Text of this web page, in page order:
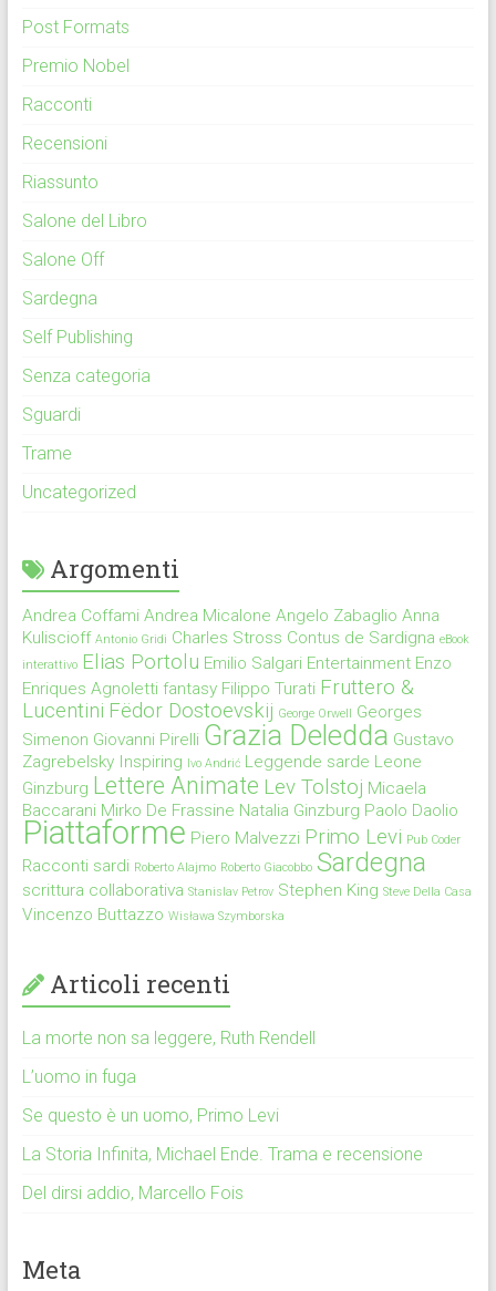
Post Formats
Premio Nobel
Racconti
Recensioni
Riassunto
Salone del Libro
Salone Off
Sardegna
Self Publishing
Senza categoria
Sguardi
Trame
Uncategorized
Argomenti
Andrea Coffami Andrea Micalone Angelo Zabaglio Anna
Kuliscioff Antonio Gridi Charles Stross Contus de Sardigna eBook
interattivo Elias Portolu Emilio Salgari Entertainment Enzo
Enriques Agnoletti fantasy Filippo Turati Fruttero &
Lucentini Fëdor Dostoevskij George Orwell Georges
Simenon Giovanni Pirelli Grazia Deledda Gustavo
Zagrebelsky Inspiring Ivo Andrić Leggende sarde Leone
Ginzburg Lettere Animate Lev Tolstoj Micaela
Baccarani Mirko De Frassine Natalia Ginzburg Paolo Daolio
Piattaforme Piero Malvezzi Primo Levi Pub Coder
Racconti sardi Roberto Alajmo Roberto Giacobbo Sardegna
scrittura collaborativa Stanislav Petrov Stephen King Steve Della Casa
Vincenzo Buttazzo Wisława Szymborska
Articoli recenti
La morte non sa leggere, Ruth Rendell
L’uomo in fuga
Se questo è un uomo, Primo Levi
La Storia Infinita, Michael Ende. Trama e recensione
Del dirsi addio, Marcello Fois
Meta